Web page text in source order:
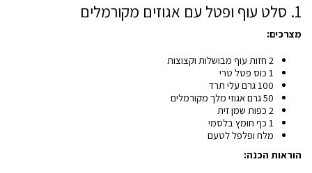
1. סלט עוף ופטל עם אגוזים מקורמלים
מצרכים:
2 חזות עוף מבושלות וקצוצות
1 כוס פטל טרי
100 גרם עלי תרד
50 גרם אגוזי מלך מקורמלים
2 כפות שמן זית
1 כף חומץ בלסמי
מלח ופלפל לטעם
הוראות הכנה: